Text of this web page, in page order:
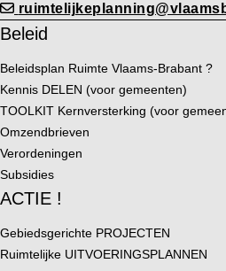
Beleid
Beleidsplan Ruimte Vlaams-Brabant ?
Kennis DELEN (voor gemeenten)
TOOLKIT Kernversterking (voor
Omzendbrieven
Verordeningen
Subsidies
ACTIE !
Gebiedsgerichte PROJECTEN
Ruimtelijke UITVOERINGSPLANNEN